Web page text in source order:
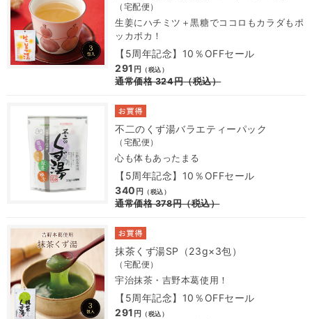
（宅配便）
生姜にハチミツ＋黒糖でココロもカラダもポ
ッカポカ！
【5周年記念】10％OFFセール
291 円 （税込）
通常価格324円（税込）
不二のくず湯バラエティーパック
（宅配便）
心も体もあったまる
【5周年記念】10％OFFセール
340 円 （税込）
通常価格378円（税込）
抹茶くず湯SP（23g×3包）
（宅配便）
宇治抹茶・吉野本葛使用！
【5周年記念】10％OFFセール
291 円 （税込）